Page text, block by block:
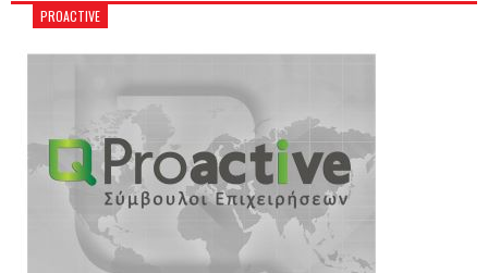
PROACTIVE